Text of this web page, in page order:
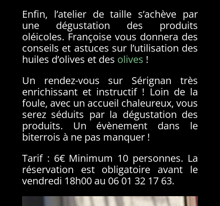
Enfin, l’atelier de taille s’achève par
une dégustation des produits
oléicoles. Françoise vous donnera des
conseils et astuces sur l’utilisation des
huiles d’olives et des olives !
Un rendez-vous sur Sérignan très
enrichissant et instructif ! Loin de la
foule, avec un accueil chaleureux, vous
serez séduits par la dégustation des
produits. Un évènement dans le
biterrois à ne pas manquer !
Tarif : 6€ Minimum 10 personnes. La
réservation est obligatoire avant le
vendredi 18h00 au 06 01 32 17 63.